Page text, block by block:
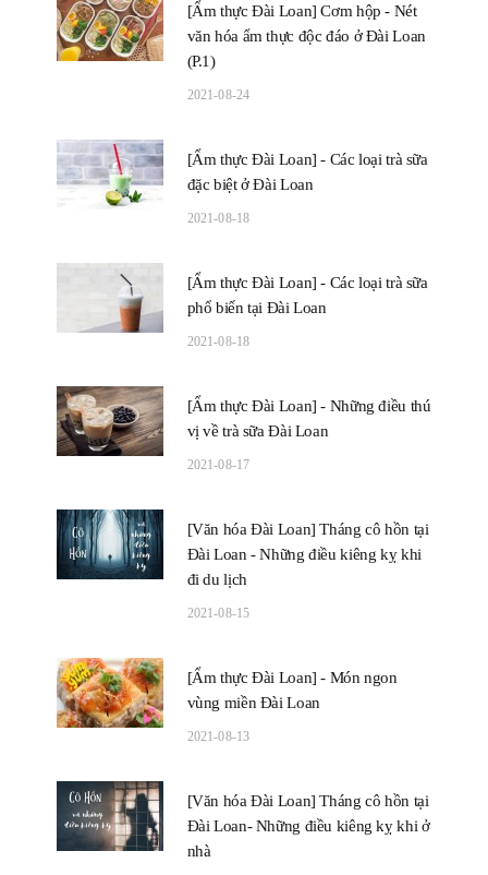
[Ẩm thực Đài Loan] Cơm hộp - Nét
văn hóa ẩm thực độc đáo ở Đài Loan
(P.1)
2021-08-24
[Ẩm thực Đài Loan] - Các loại trà sữa
đặc biệt ở Đài Loan
2021-08-18
[Ẩm thực Đài Loan] - Các loại trà sữa
phổ biến tại Đài Loan
2021-08-18
[Ẩm thực Đài Loan] - Những điều thú
vị về trà sữa Đài Loan
2021-08-17
[Văn hóa Đài Loan] Tháng cô hồn tại
Đài Loan - Những điều kiêng kỵ khi
đi du lịch
2021-08-15
[Ẩm thực Đài Loan] - Món ngon
vùng miền Đài Loan
2021-08-13
[Văn hóa Đài Loan] Tháng cô hồn tại
Đài Loan- Những điều kiêng kỵ khi ở
nhà